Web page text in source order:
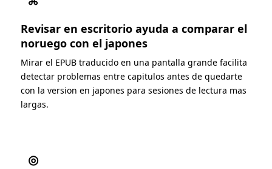
Revisar en escritorio ayuda a comparar el
noruego con el japones
Mirar el EPUB traducido en una pantalla grande facilita
detectar problemas entre capitulos antes de quedarte
con la version en japones para sesiones de lectura mas
largas.
◎